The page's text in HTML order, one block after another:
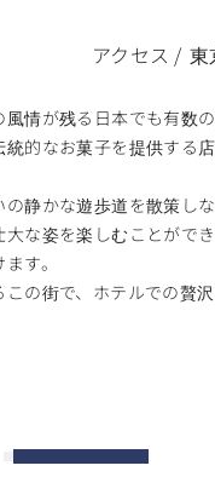
アクセス
東
情が残る日本でも有数
的なお菓子を提供する
静かな遊歩道を散策し
な姿を楽しむことがで
す。
の街で、ホテルでの贅